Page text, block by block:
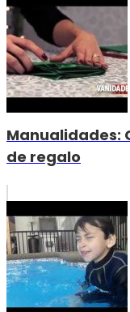
Manualidades:
de regalo